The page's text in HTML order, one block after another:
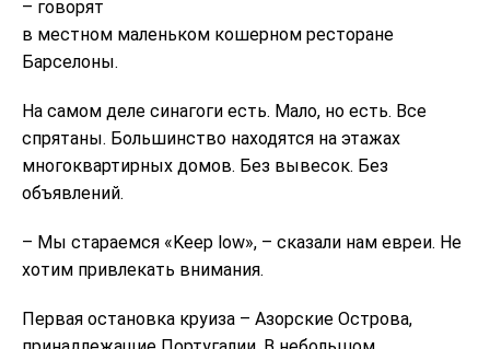
– говорят
в местном маленьком кошерном ресторане
Барселоны.
На самом деле синагоги есть. Мало, но есть. Все
спрятаны. Большинство находятся на этажах
многоквартирных домов. Без вывесок. Без
объявлений.
– Мы стараемся «Keep low», – сказали нам евреи. Не
хотим привлекать внимания.
Первая остановка круиза – Азорские Острова,